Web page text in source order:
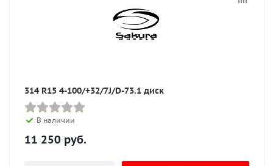
314 R15 4-100/+32/7J/D-73.1 диск
В наличии
11 250 руб.